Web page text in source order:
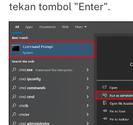
tekan tombol "Enter".